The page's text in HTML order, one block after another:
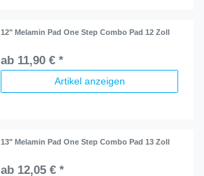
12" Melamin Pad One Step Combo Pad 12 Zoll
ab 11,90 € *
Artikel anzeigen
13" Melamin Pad One Step Combo Pad 13 Zoll
ab 12,05 € *